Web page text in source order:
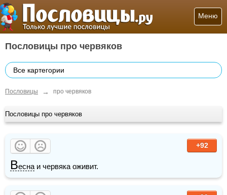
Меню
Пословицы про червяков
Все картегории
Пословицы → про червяков
Пословицы про червяков
+92
Весна и червяка оживит.